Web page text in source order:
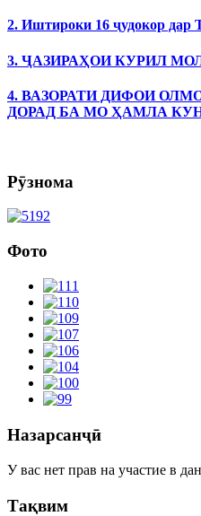
2. Иштироки 16 ҷудокор дар
3. ҶАЗИРАҲОИ КУРИЛ
4. ВАЗОРАТИ ДИФОИ
ДОРАД БА МО ҲАМЛА
Рӯзнома
Фото
Назарсанҷӣ
У вас нет прав на участие в
Тақвим